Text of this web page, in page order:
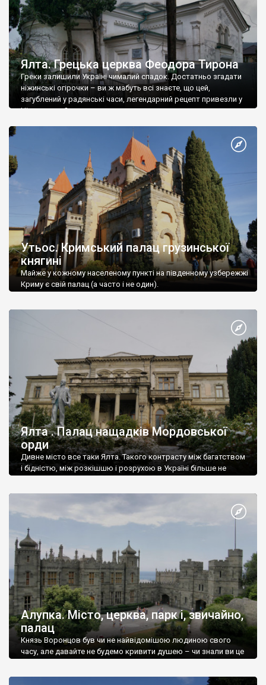
Ялта. Грецька церква Феодора Тирона
Греки залишили Україні чималий спадок. Достатньо згадати
ніжинські огірочки – ви ж мабуть всі знаєте, що цей,
загублений у радянські часи, легендарний рецепт привезли у
Ніжин греки?
Утьос. Кримський палац грузинської
княгині
Майже у кожному населеному пункті на південному узбережжі
Криму є свій палац (а часто і не один).
Ялта . Палац нащадків Мордовської
орди
Дивне місто все таки Ялта. Такого контрасту між багатством
і бідністю, між розкішшю і розрухою в Україні більше не
Алупка. Місто, церква, парк і, звичайно,
палац
Князь Воронцов був чи не найвідомішою людиною свого
часу, але давайте не будемо кривити душею – чи знали ви це